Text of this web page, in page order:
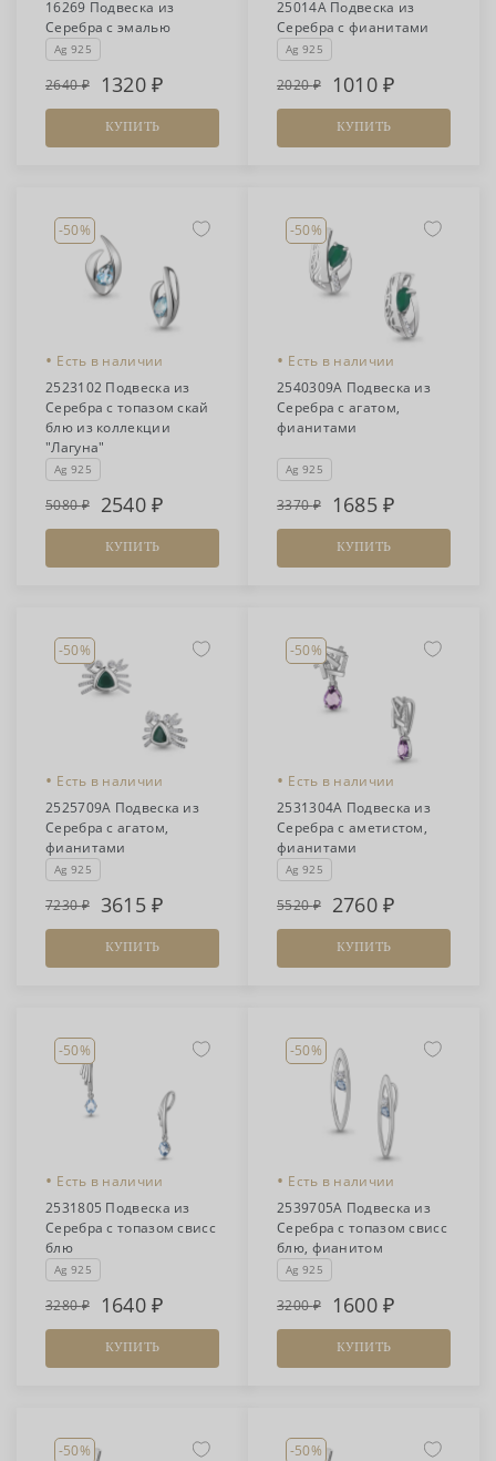
16269 Подвеска из
Серебра с эмалью
Ag 925
2640 1320
КУПИТЬ
25014А Подвеска из
Серебра с фианитами
Ag 925
2020 1010
КУПИТЬ
-50%
• Есть в наличии
2523102 Подвеска из
Серебра с топазом скай
блю из коллекции
"Лагуна"
Ag 925
5080 2540
КУПИТЬ
-50%
• Есть в наличии
2540309А Подвеска из
Серебра с агатом,
фианитами
Ag 925
3370 1685
КУПИТЬ
-50%
• Есть в наличии
2525709А Подвеска из
Серебра с агатом,
фианитами
Ag 925
7230 3615
КУПИТЬ
-50%
• Есть в наличии
2531304А Подвеска из
Серебра с аметистом,
фианитами
Ag 925
5520 2760
КУПИТЬ
-50%
• Есть в наличии
2531805 Подвеска из
Серебра с топазом свисс
блю
Ag 925
3280 1640
КУПИТЬ
-50%
• Есть в наличии
2539705А Подвеска из
Серебра с топазом свисс
блю, фианитом
Ag 925
3200 1600
КУПИТЬ
-50% -50%